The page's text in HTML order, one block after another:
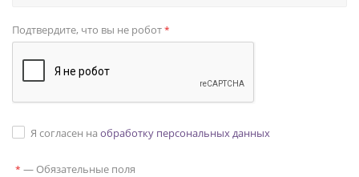
Подтвердите, что вы не робот*
Я согласен на обработку персональных данных
* — Обязательные поля